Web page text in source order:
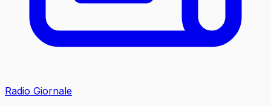
Radio Giornale